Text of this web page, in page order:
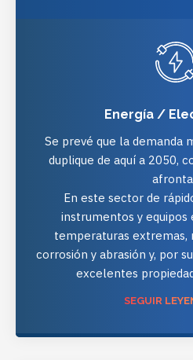
Energía /
Se prevé que la demanda
duplique de aquí a 2050,
En este sector de
instrumentos y equipos
temperaturas extremas,
corrosión y abrasión y, por
excelentes
SEGUIR